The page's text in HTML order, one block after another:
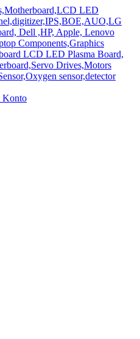
Konto